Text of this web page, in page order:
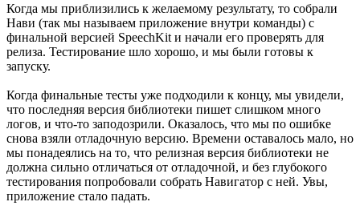
Когда мы приблизились к желаемому результату, то собрали
Нави (так мы называем приложение внутри команды) с
финальной версией SpeechKit и начали его проверять для
релиза. Тестирование шло хорошо, и мы были готовы к
запуску.
Когда финальные тесты уже подходили к концу, мы увидели,
что последняя версия библиотеки пишет слишком много
логов, и что-то заподозрили. Оказалось, что мы по ошибке
снова взяли отладочную версию. Времени оставалось мало, но
мы понадеялись на то, что релизная версия библиотеки не
должна сильно отличаться от отладочной, и без глубокого
тестирования попробовали собрать Навигатор с ней. Увы,
приложение стало падать.